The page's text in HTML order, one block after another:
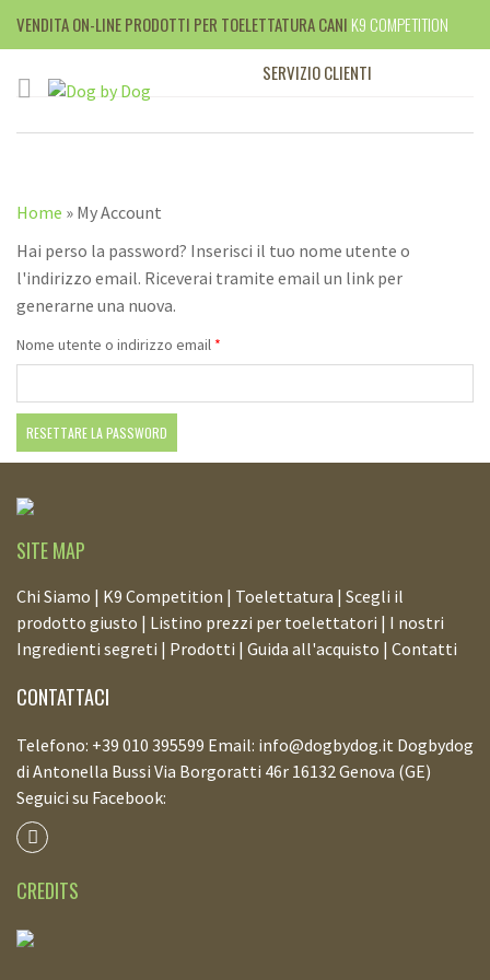
VENDITA ON-LINE PRODOTTI PER TOELETTATURA CANI K9 COMPETITION
SERVIZIO CLIENTI
Home » My Account
Hai perso la password? Inserisci il tuo nome utente o
l'indirizzo email. Riceverai tramite email un link per
generarne una nuova.
Nome utente o indirizzo email *
RESETTARE LA PASSWORD
SITE MAP
Chi Siamo | K9 Competition | Toelettatura | Scegli il
prodotto giusto | Listino prezzi per toelettatori | I nostri
Ingredienti segreti | Prodotti | Guida all'acquisto | Contatti
CONTATTACI
Telefono: +39 010 395599 Email: info@dogbydog.it Dogbydog
di Antonella Bussi Via Borgoratti 46r 16132 Genova (GE)
Seguici su Facebook:
CREDITS